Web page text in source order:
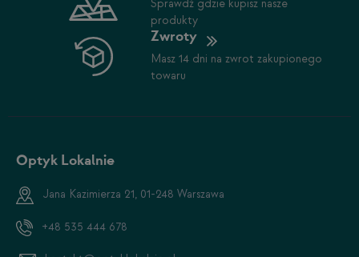
Sprawdź gdzie kupisz nasze
produkty
Zwroty
Masz 14 dni na zwrot zakupionego
towaru
Optyk Lokalnie
Jana Kazimierza 21, 01-248 Warszawa
+48 535 444 678